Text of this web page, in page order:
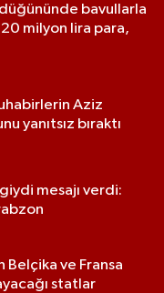
bavullarla
20 milyon lira para,
Aziz
yanıtsız bıraktı
mesajı verdi:
Belçika ve Fransa
statlar